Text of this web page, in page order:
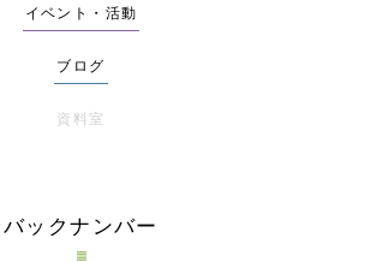
イベント・活動
ブログ
資料室
バックナンバー